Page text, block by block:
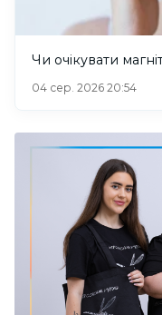
Чи очікувати
04 сер. 2026 20:54